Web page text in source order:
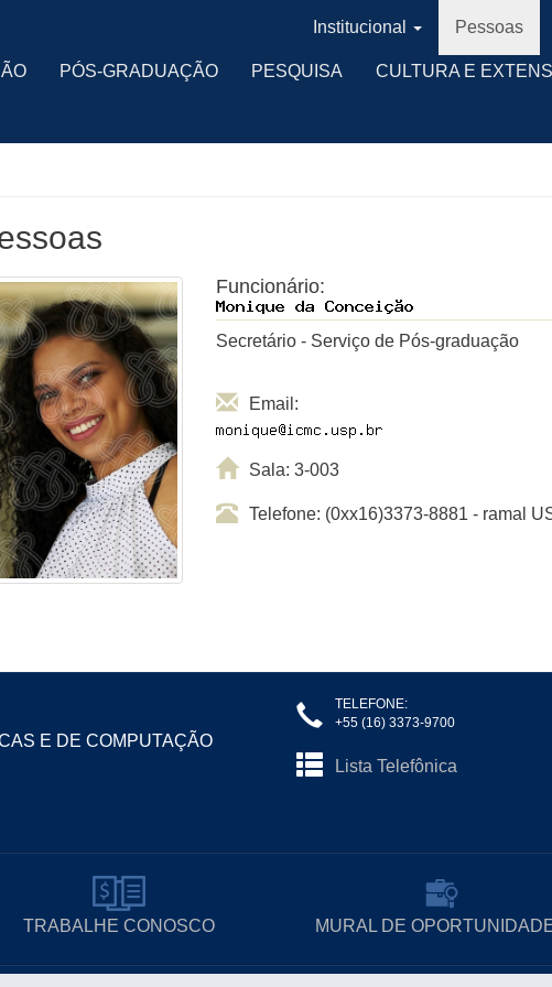
PÓS-GRADUAÇÃO PESQUISA CULTURA E
Institucional Pessoas
Funcionário:
Secretário - Serviço de Pós-graduação
Email:
Sala: 3-003
Telefone: (0xx16)3373-8881 - ramal
E DE COMPUTAÇÃO
TELEFONE:
+55 (16) 3373-9700
Lista Telefônica
TRABALHE CONOSCO MURAL DE